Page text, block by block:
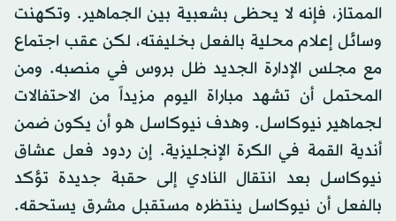
الممتاز، فإنه لا يحظى بشعبية بين الجماهير. وتكهنت
وسائل إعلام محلية بالفعل بخليفته، لكن عقب اجتماع
مع مجلس الإدارة الجديد ظل بروس في منصبه. ومن
المحتمل أن تشهد مباراة اليوم مزيداً من الاحتفالات
لجماهير نيوكاسل. وهدف نيوكاسل هو أن يكون ضمن
أندية القمة في الكرة الإنجليزية. إن ردود فعل عشاق
نيوكاسل بعد انتقال النادي إلى حقبة جديدة تؤكد
بالفعل أن نيوكاسل ينتظره مستقبل مشرق يستحقه.